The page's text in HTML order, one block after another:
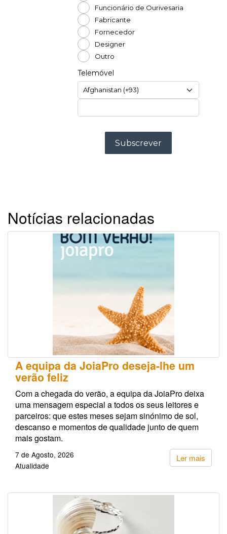
Notícias relacionadas
A equipa da JoiaPro deseja-lhe um
verão feliz
Com a chegada do verão, a equipa da JoiaPro deixa
uma mensagem especial a todos os seus leitores e
parceiros: que estes meses sejam sinónimo de sol,
descanso e momentos de qualidade junto de quem
mais gostam.
Ler mais
7 de Agosto, 2026
Atualidade